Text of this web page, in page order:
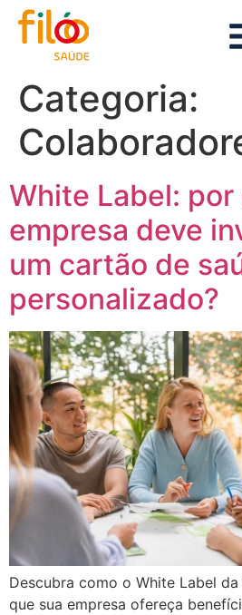
Categoria:
White Label: por
empresa deve
um cartão de
personalizado?
Descubra como o White Label
que sua empresa ofereça